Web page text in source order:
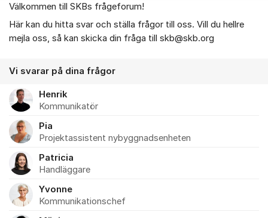
Om forumet
Välkommen till SKBs frågeforum!
Här kan du hitta svar och ställa frågor till oss. Vill du hellre
mejla oss, så kan skicka din fråga till skb@skb.org
Vi svarar på dina frågor
Henrik
Kommunikatör
Pia
Projektassistent nybyggnadsenheten
Patricia
Handläggare
Yvonne
Kommunikationschef